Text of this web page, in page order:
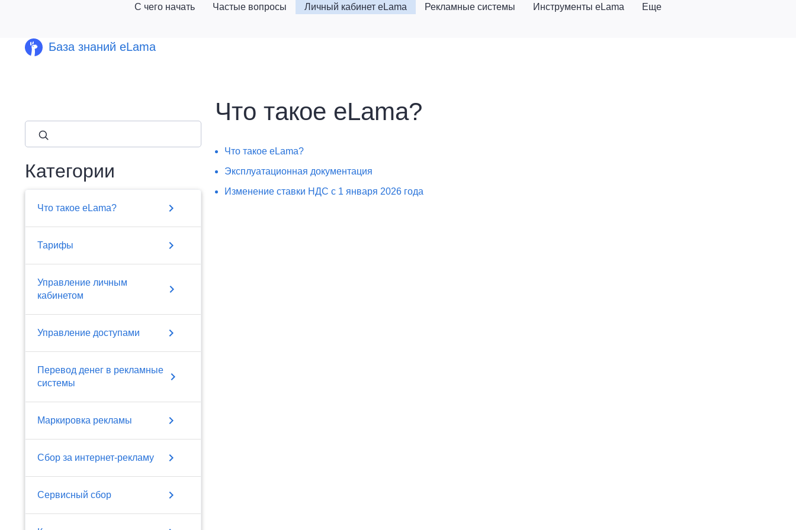
База знаний eLama
С чего начать Частые вопросы Личный кабинет eLama Рекламные системы Инструменты eLama Еще
Категории
Что такое eLama? chevron_right
Тарифы chevron_right
Управление личным
кабинетом
chevron_right
Управление доступами chevron_right
Перевод денег в рекламные
системы
chevron_right
Маркировка рекламы chevron_right
Сбор за интернет-рекламу chevron_right
Сервисный сбор chevron_right
Что такое eLama?
Что такое eLama?
Эксплуатационная документация
Изменение ставки НДС с 1 января 2026 года